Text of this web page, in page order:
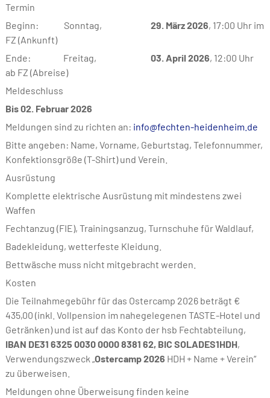
Termin
Beginn: Sonntag, 29. März 2026, 17:00 Uhr im
FZ (Ankunft)
Ende: Freitag, 03. April 2026, 12:00 Uhr
ab FZ (Abreise)
Meldeschluss
Bis 02 . Februar 2026
Meldungen sind zu richten an: info@fechten-heidenheim.de
Bitte angeben: Name, Vorname, Geburtstag, Telefonnummer,
Konfektionsgröße (T-Shirt) und Verein.
Ausrüstung
Komplette elektrische Ausrüstung mit mindestens zwei
Waffen
Fechtanzug (FIE), Trainingsanzug, Turnschuhe für Waldlauf,
Badekleidung, wetterfeste Kleidung.
Bettwäsche muss nicht mitgebracht werden.
Kosten
Die Teilnahmegebühr für das Ostercamp 2026 beträgt €
435,00 (inkl. Vollpension im nahegelegenen TASTE-Hotel und
Getränken) und ist auf das Konto der hsb Fechtabteilung,
IBAN DE31 6325 0030 0000 8381 62, BIC SOLADES1HDH,
Verwendungszweck „ Ostercamp 2026 HDH + Name + Verein“
zu überweisen.
Meldungen ohne Überweisung finden keine